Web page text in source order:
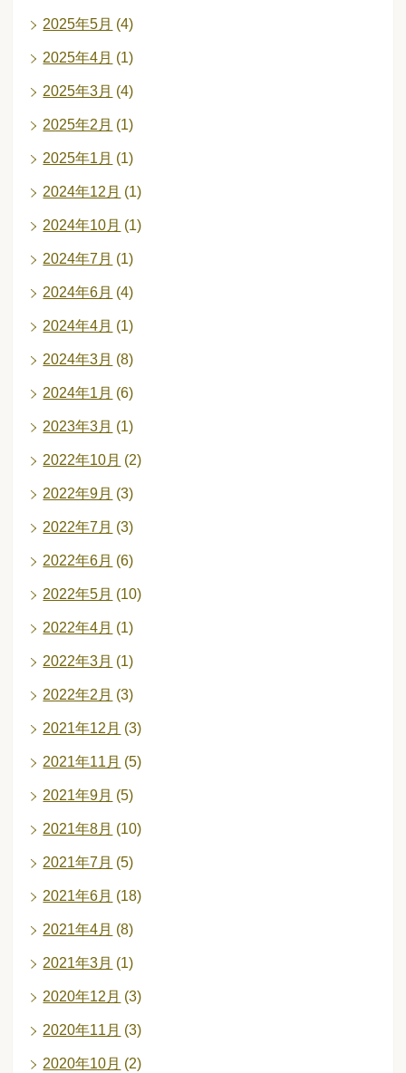
2025年5月 (4)
2025年4月 (1)
2025年3月 (4)
2025年2月 (1)
2025年1月 (1)
2024年12月 (1)
2024年10月 (1)
2024年7月 (1)
2024年6月 (4)
2024年4月 (1)
2024年3月 (8)
2024年1月 (6)
2023年3月 (1)
2022年10月 (2)
2022年9月 (3)
2022年7月 (3)
2022年6月 (6)
2022年5月 (10)
2022年4月 (1)
2022年3月 (1)
2022年2月 (3)
2021年12月 (3)
2021年11月 (5)
2021年9月 (5)
2021年8月 (10)
2021年7月 (5)
2021年6月 (18)
2021年4月 (8)
2021年3月 (1)
2020年12月 (3)
2020年11月 (3)
2020年10月 (2)